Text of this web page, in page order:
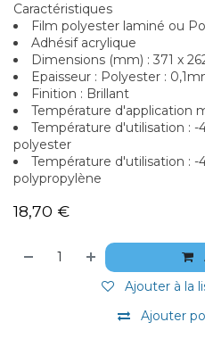
Caractéristiques
Film polyester laminé ou
Adhésif acrylique
Dimensions (mm) : 371 x
Epaisseur : Polyester :
Finition : Brillant
Température d'application
Température d'utilisation : -
polyester
Température d'utilisation : -
polypropylène
18,70 €
Ajouter
Ajouter à la